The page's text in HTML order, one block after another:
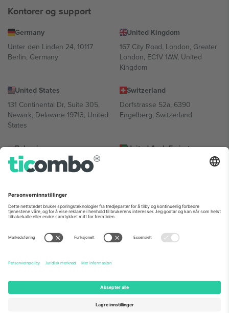
Kontorer og support
Germany
Unter den Linden 24, 10117
Berlin, Germany
United Kingdom
167 City Road, London, Greater
London, EC1V 1AW, United
Kingdom
United States
131 Continental Dr, Suite 305,
Newark, Delaware 19713, United
States
Switzerland
Dorfstrasse 52a, 6390
Engelberg, Switzerland
Bulgaria
Regus Sofia City West, bul
Totleben 53-55, 1606 Sofia,
United Arab Emirates
UAE Dubai Silicon Oasis, DDP
Mexico
Av Chapultepec 360, Roma
Norte, Cuauhtémoc, 06700
Ciudad de México, CDMX,
sted, begivenhet og/eller domene. For detaljer, sjekk spesifikke
arrangementsside, forlag og vilkår.,Firmainformasjon
2026 Ticombo. Alle rettigheter reservert.